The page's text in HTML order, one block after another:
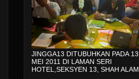
JINGGA13 DITUBUHKAN PADA 13
MEI 2011 DI LAMAN SERI
HOTEL,SEKSYEN 13, SHAH ALAM